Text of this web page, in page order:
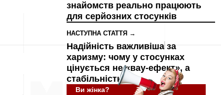
знайомств реально працюють
для серйозних стосунків
НАСТУПНА СТАТТЯ →
Надійність важливіша за
харизму: чому у стосунках
цінується не «вау-ефект», а
стабільність
Ви жінка?